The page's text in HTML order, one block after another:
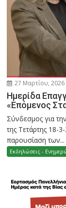
27 Μαρτίου, 2026
Ημερίδα
«Επόμενος
Σύνδεσμος για
της Τετάρτης 18-
παρουσίαση των...
Εκδηλώσεις -